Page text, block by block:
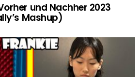
und Nachher 2023
Mashup)